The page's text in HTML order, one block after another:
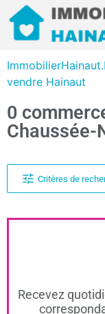
vendre Hainaut
0
Chaussée-
Critères de
Recevez